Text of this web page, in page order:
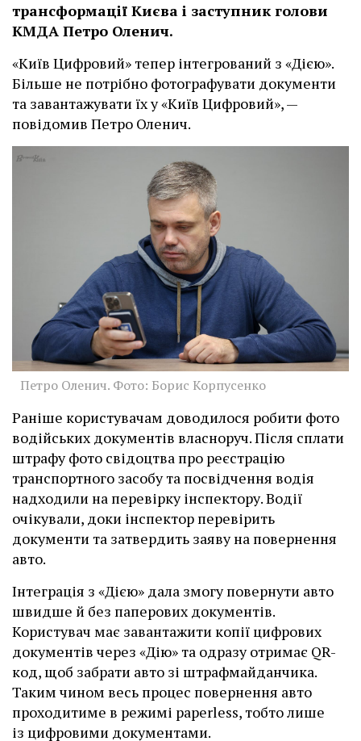
трансформації Києва і заступник голови
КМДА Петро Оленич.
«Київ Цифровий» тепер інтегрований з «Дією».
Більше не потрібно фотографувати документи
та завантажувати їх у «Київ Цифровий», —
повідомив Петро Оленич.
Петро Оленич. Фото: Борис Корпусенко
Раніше користувачам доводилося робити фото
водійських документів власноруч. Після сплати
штрафу фото свідоцтва про реєстрацію
транспортного засобу та посвідчення водія
надходили на перевірку інспектору. Водії
очікували, доки інспектор перевірить
документи та затвердить заяву на повернення
авто.
Інтеграція з «Дією» дала змогу повернути авто
швидше й без паперових документів.
Користувач має завантажити копії цифрових
документів через «Дію» та одразу отримає QR-
код, щоб забрати авто зі штрафмайданчика.
Таким чином весь процес повернення авто
проходитиме в режимі paperless, тобто лише
із цифровими документами.